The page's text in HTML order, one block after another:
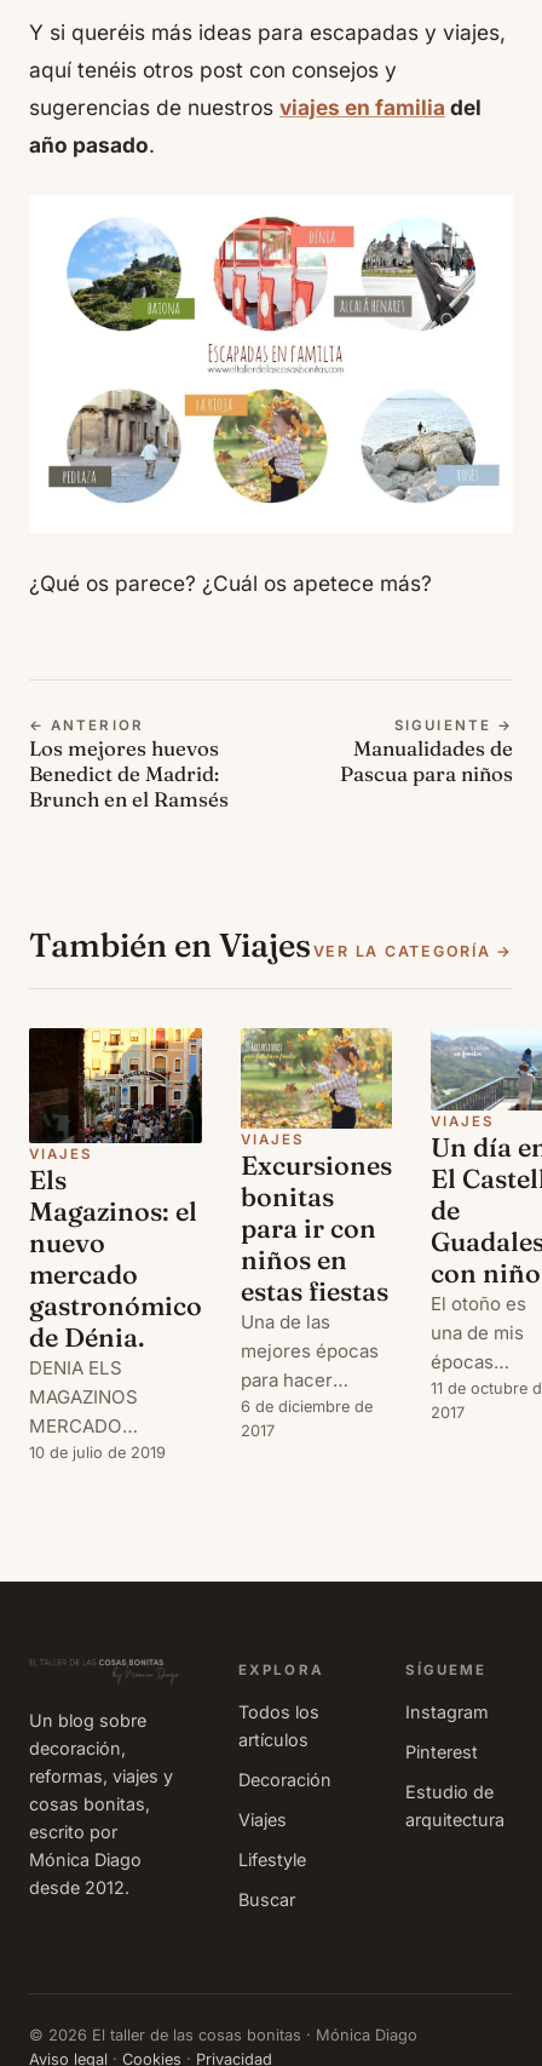
Y si queréis más ideas para escapadas y viajes,
aquí tenéis otros post con consejos y
sugerencias de nuestros viajes en familia del
año pasado.
¿Qué os parece? ¿Cuál os apetece más?
← ANTERIOR
Los mejores huevos
Benedict de Madrid:
Brunch en el Ramsés
SIGUIENTE →
Manualidades de
Pascua para niños
También en Viajes VER LA CATEGORÍA →
VIAJES
Els
Magazinos: el
nuevo
mercado
gastronómico
de Dénia.
DENIA ELS
MAGAZINOS
MERCADO
GASTRONÓMICO
10 de julio de 2019
VIAJES
Excursiones
bonitas
para ir con
niños en
estas fiestas
Una de las
mejores épocas
para hacer
escapadas en
familia es el
con un telón de
marrón, y
además el tiempo
suele ser bueno
no hace mucho
frío, lo que l
6 de diciembre de
2017
VIAJES
Un día
El
de
con
El otoño es
una de mis
épocas
favoritas,
junto con la
quiero
compartir
excursión al
Castell de
11 de octubre
2017
Un blog sobre
decoración,
reformas, viajes y
cosas bonitas,
escrito por
Mónica Diago
desde 2012.
EXPLORA
Todos los
artículos
Decoración
Viajes
Lifestyle
Buscar
SÍGUEME
Instagram
Pinterest
Estudio de
arquitectura
© 2026 El taller de las cosas bonitas · Mónica Diago
Aviso legal · Cookies · Privacidad